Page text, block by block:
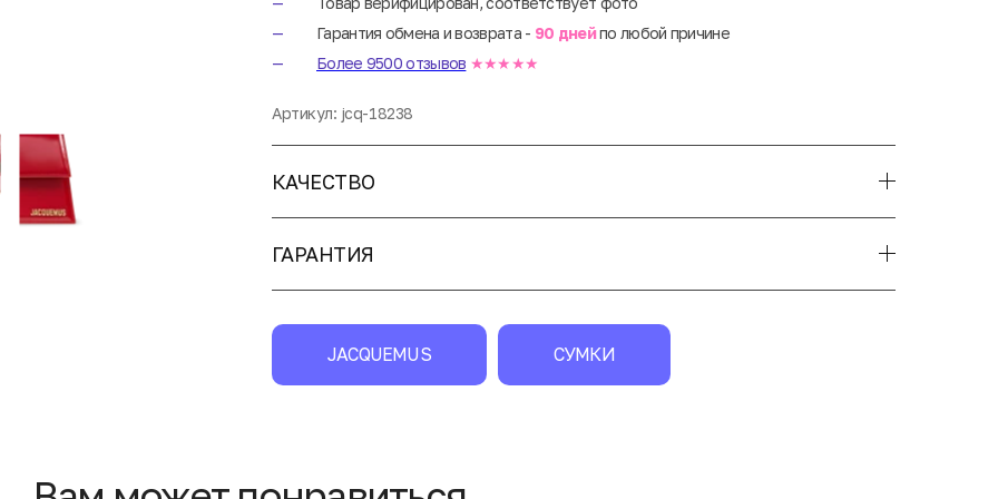
Гарантия обмена и возврата - 90 днейпо любой причине
Более 9500 отзывов ★★★★★
Артикул: jcq-18238
КАЧЕСТВО
ГАРАНТИЯ
JACQUEMUS СУМКИ